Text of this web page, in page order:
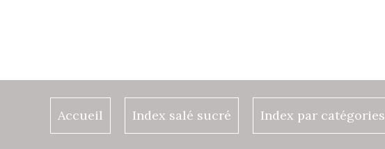
Accueil Index salé sucré Index par catégories